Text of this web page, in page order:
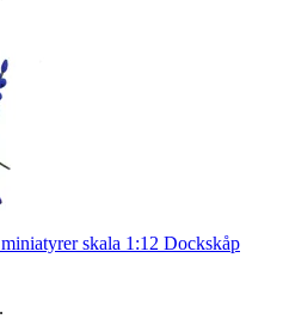
skala 1:12 Dockskåp
.